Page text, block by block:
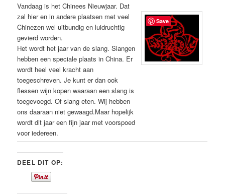
Vandaag is het Chinees Nieuwjaar. Dat
zal hier en in andere plaatsen met veel
Chinezen wel uitbundig en luidruchtig
gevierd worden.
Het wordt het jaar van de slang. Slangen
hebben een speciale plaats in China. Er
wordt heel veel kracht aan
toegeschreven. Je kunt er dan ook
flessen wijn kopen waaraan een slang is
toegevoegd. Of slang eten. Wij hebben
ons daaraan niet gewaagd.Maar hopelijk
wordt dit jaar een fijn jaar met voorspoed
voor iedereen.
DEEL DIT OP:
Save